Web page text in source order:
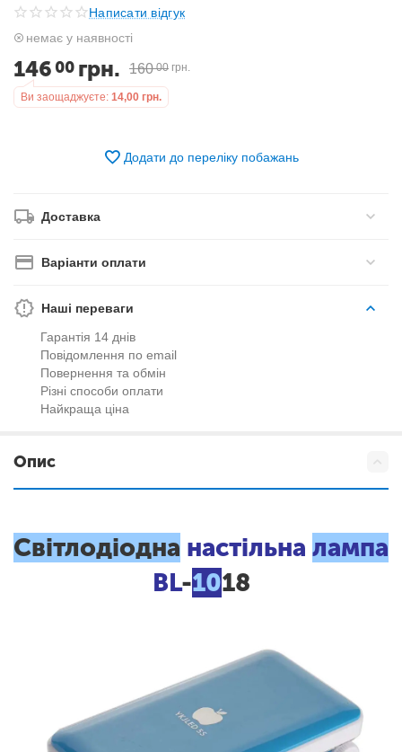
Написати відгук
немає у наявності
146 00 грн. 160 00 грн.
Ви заощаджуєте: 14,00 грн.
Додати до переліку побажань
Доставка
Варіанти оплати
Наші переваги
Гарантія 14 днів
Повідомлення по email
Повернення та обмін
Різні способи оплати
Найкраща ціна
Опис
Світлодіодна настільна лампа
BL-1018